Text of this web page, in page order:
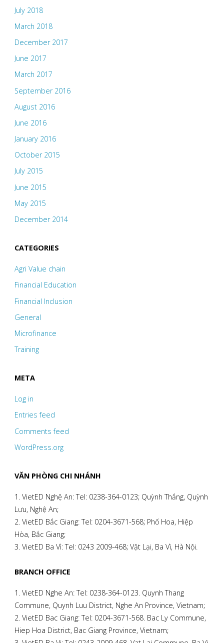
July 2018
March 2018
December 2017
June 2017
March 2017
September 2016
August 2016
June 2016
January 2016
October 2015
July 2015
June 2015
May 2015
December 2014
CATEGORIES
Agri Value chain
Financial Education
Financial Inclusion
General
Microfinance
Training
META
Log in
Entries feed
Comments feed
WordPress.org
VĂN PHÒNG CHI NHÁNH
1. VietED Nghệ An: Tel: 0238-364-0123; Quỳnh Thắng, Quỳnh
Lưu, Nghệ An;
2. VietED Bắc Giang: Tel: 0204-3671-568; Phố Hoa, Hiệp
Hòa, Bắc Giang;
3. VietED Ba Vì: Tel: 0243 2009-468; Vật Lại, Ba Vì, Hà Nội.
BRANCH OFFICE
1. VietED Nghe An: Tel: 0238-364-0123. Quynh Thang
Commune, Quynh Luu District, Nghe An Province, Vietnam;
2. VietED Bac Giang: Tel: 0204-3671-568. Bac Ly Commune,
Hiep Hoa District, Bac Giang Province, Vietnam;